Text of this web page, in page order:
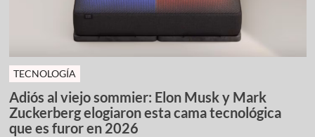
TECNOLOGÍA
Adiós al viejo sommier: Elon Musk y Mark
Zuckerberg elogiaron esta cama tecnológica
que es furor en 2026